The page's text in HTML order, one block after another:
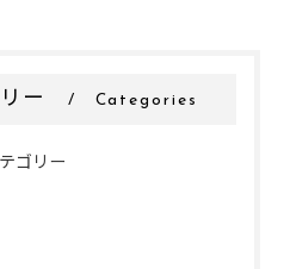
ー Categories
ゴリー